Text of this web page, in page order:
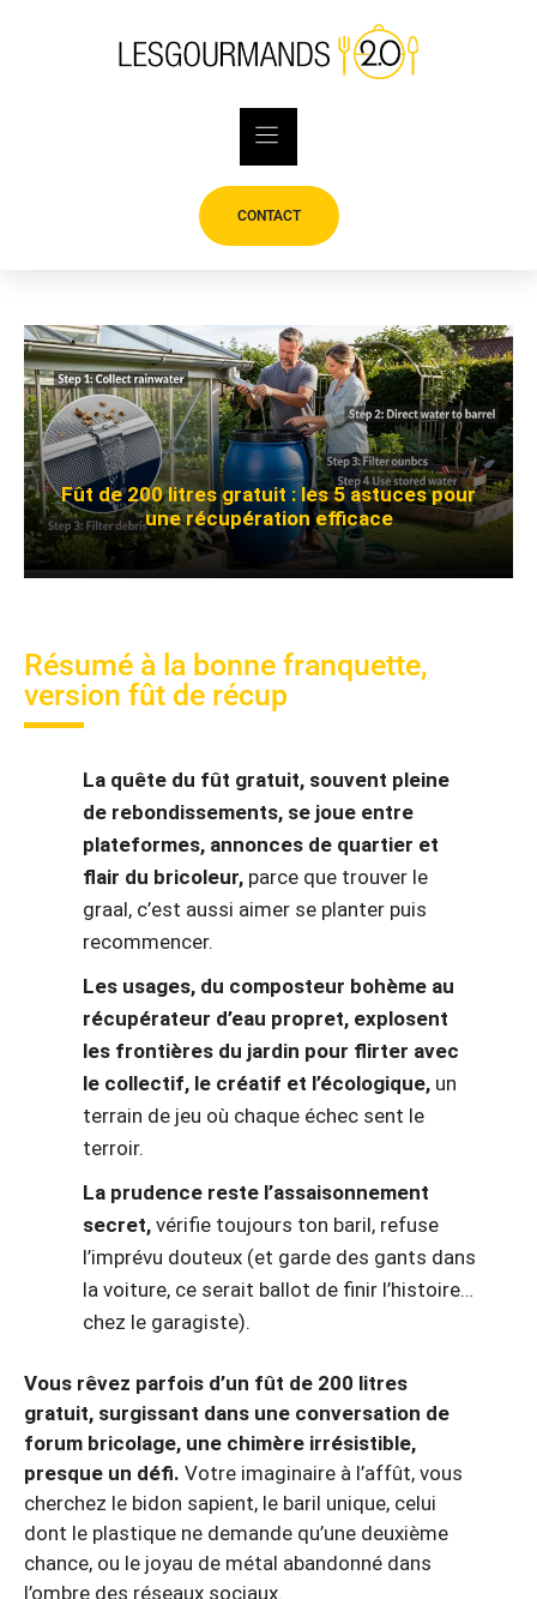
CONTACT
Fût de 200 litres gratuit : les 5 astuces pour
une récupération efficace
Résumé à la bonne franquette,
version fût de récup
La quête du fût gratuit, souvent pleine
de rebondissements, se joue entre
plateformes, annonces de quartier et
flair du bricoleur, parce que trouver le
graal, c’est aussi aimer se planter puis
recommencer.
Les usages, du composteur bohème au
récupérateur d’eau propret, explosent
les frontières du jardin pour flirter avec
le collectif, le créatif et l’écologique, un
terrain de jeu où chaque échec sent le
terroir.
La prudence reste l’assaisonnement
secret, vérifie toujours ton baril, refuse
l’imprévu douteux (et garde des gants dans
la voiture, ce serait ballot de finir l’histoire…
chez le garagiste).
Vous rêvez parfois d’un fût de 200 litres
gratuit, surgissant dans une conversation de
forum bricolage, une chimère irrésistible,
presque un défi. Votre imaginaire à l’affût, vous
cherchez le bidon sapient, le baril unique, celui
dont le plastique ne demande qu’une deuxième
chance, ou le joyau de métal abandonné dans
l’ombre des réseaux sociaux.